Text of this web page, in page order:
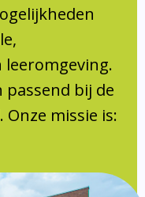
passend bij de
missie is: